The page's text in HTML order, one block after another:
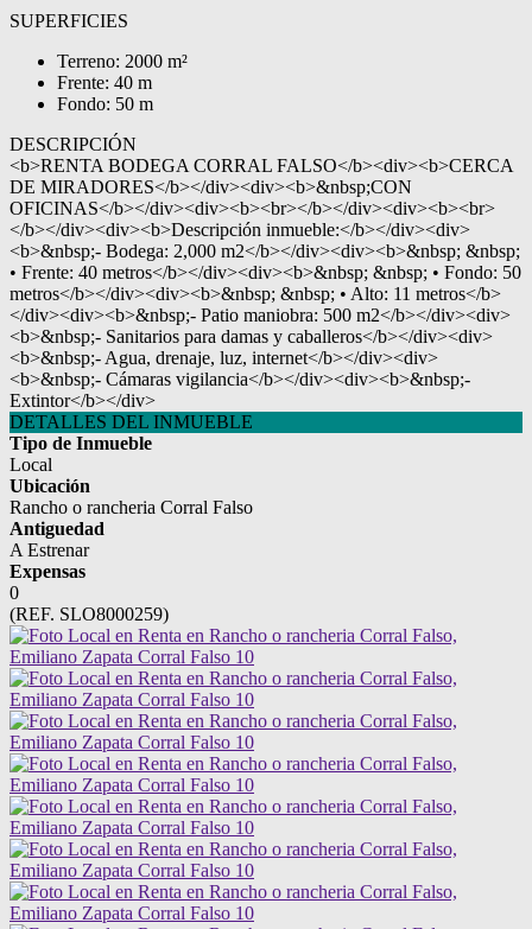
SUPERFICIES
Terreno: 2000 m²
Frente: 40 m
Fondo: 50 m
DESCRIPCIÓN
<b>RENTA BODEGA CORRAL FALSO</b><div><b>CERCA
DE MIRADORES</b></div><div><b>&nbsp;CON
OFICINAS</b></div><div><b><br></b></div><div><b><br>
</b></div><div><b>Descripción inmueble:</b></div><div>
<b>&nbsp;- Bodega: 2,000 m2</b></div><div><b>&nbsp; &nbsp;
• Frente: 40 metros</b></div><div><b>&nbsp; &nbsp; • Fondo: 50
metros</b></div><div><b>&nbsp; &nbsp; • Alto: 11 metros</b>
</div><div><b>&nbsp;- Patio maniobra: 500 m2</b></div><div>
<b>&nbsp;- Sanitarios para damas y caballeros</b></div><div>
<b>&nbsp;- Agua, drenaje, luz, internet</b></div><div>
<b>&nbsp;- Cámaras vigilancia</b></div><div><b>&nbsp;-
Extintor</b></div>
DETALLES DEL INMUEBLE
Tipo de Inmueble
Local
Ubicación
Rancho o rancheria Corral Falso
Antiguedad
A Estrenar
Expensas
0
(REF. SLO8000259)